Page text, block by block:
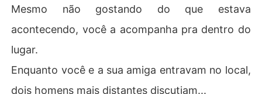
Mesmo não gostando do que estava
acontecendo, você a acompanha pra dentro do
lugar.
Enquanto você e a sua amiga entravam no local,
dois homens mais distantes discutiam...